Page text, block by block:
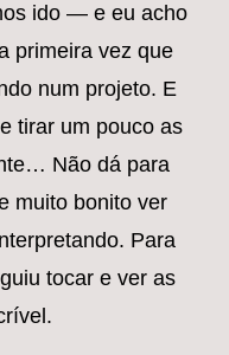
ido — e eu acho
primeira vez que
num projeto. E
tirar um pouco as
Não dá para
muito bonito ver
Para
tocar e ver as